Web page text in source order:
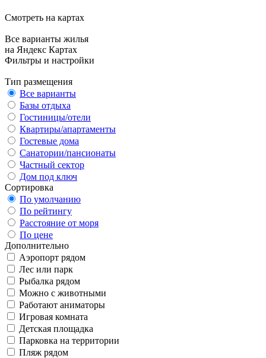
Смотреть на картах
Все варианты жилья
на Яндекс Картах
Фильтры и настройки
Тип размещения
Все варианты
Базы отдыха
Гостиницы/отели
Квартиры/апартаменты
Гостевые дома
Санатории/пансионаты
Частный сектор
Дом под ключ
Сортировка
По умолчанию
По рейтингу
Расстояние от моря
По цене
Дополнительно
Аэропорт рядом
Лес или парк
Рыбалка рядом
Можно с животными
Работают аниматоры
Игровая комната
Детская площадка
Парковка на территории
Пляж рядом